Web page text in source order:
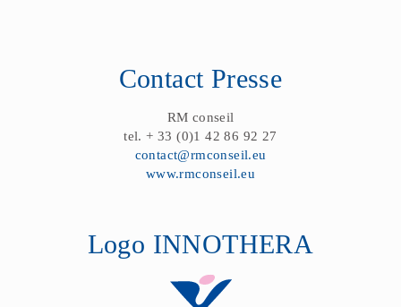
Contact Presse
RM conseil
tel. + 33 (0)1 42 86 92 27
contact@rmconseil.eu
www.rmconseil.eu
Logo INNOTHERA